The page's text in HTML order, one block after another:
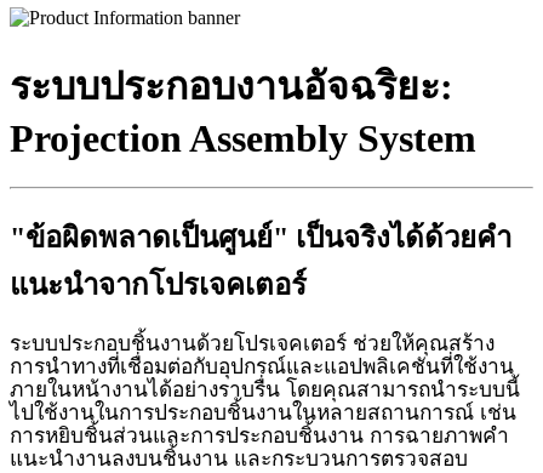
ระบบประกอบงานอัจฉริยะ:
Projection Assembly System
"ข้อผิดพลาดเป็นศูนย์" เป็นจริงได้ด้วยคำ
แนะนำจากโปรเจคเตอร์
ระบบประกอบชิ้นงานด้วยโปรเจคเตอร์ ช่วยให้คุณสร้าง
การนำทางที่เชื่อมต่อกับอุปกรณ์และแอปพลิเคชันที่ใช้งาน
ภายในหน้างานได้อย่างราบรื่น โดยคุณสามารถนำระบบนี้
ไปใช้งานในการประกอบชิ้นงานในหลายสถานการณ์ เช่น
การหยิบชิ้นส่วนและการประกอบชิ้นงาน การฉายภาพคำ
แนะนำงานลงบนชิ้นงาน และกระบวนการตรวจสอบ